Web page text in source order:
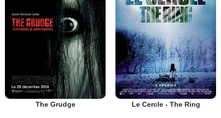
The Grudge Le Cercle - The Ring